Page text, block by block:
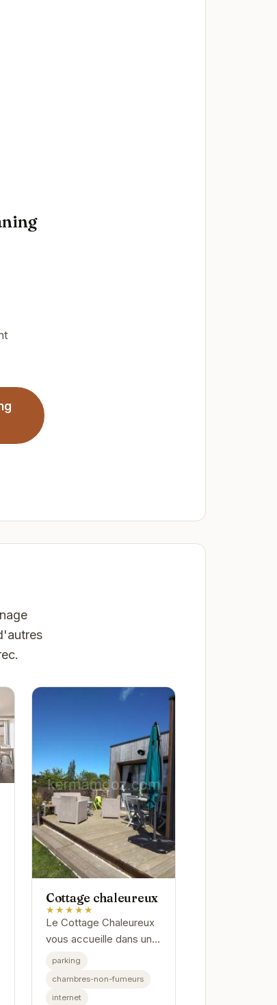
Cottage chaleureux
★★★★★
Le Cottage Chaleureux
vous accueille dans une
ambiance conviviale et
parking
chambres-non-fumeurs
internet